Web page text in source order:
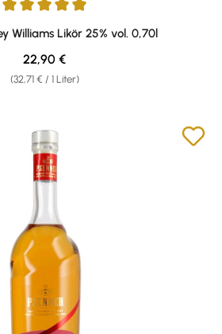
von 4.94 von 5 Sternen
Williams Likör 25% vol. 0,70l
(32,71 € / 1 Liter)
Regulärer Preis:
22,90 €